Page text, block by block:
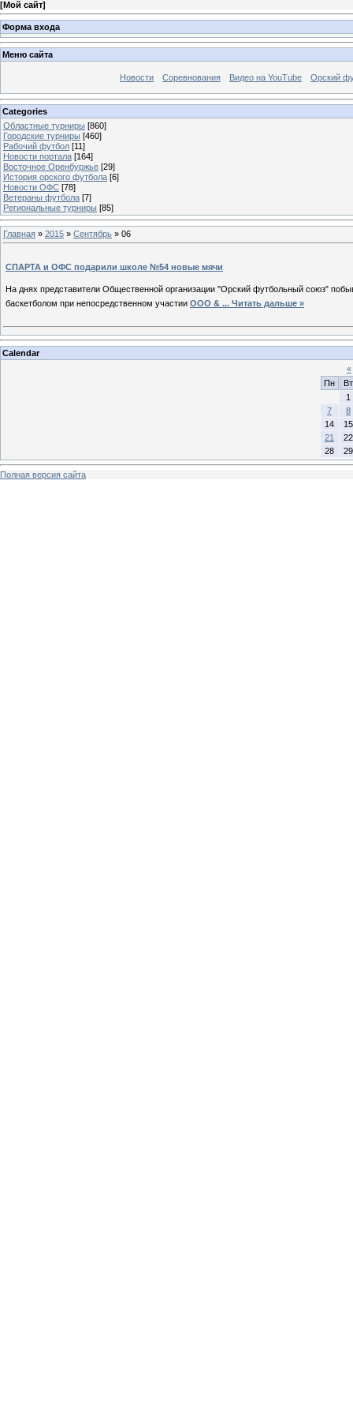
[Мой сайт]
Форма входа
Меню сайта
Новости Соревнования Видео на YouTube Орский
Categories
Областные турниры [860]
Городские турниры [460]
Рабочий футбол [11]
Новости портала [164]
Восточное Оренбуржье [29]
История орского футбола [6]
Новости ОФС [78]
Ветераны футбола [7]
Региональные турниры [85]
Главная » 2015 » Сентябрь » 06
СПАРТА и ОФС подарили школе №54 новые мячи
На днях представители Общественной организации "Орский футбольный союз"
баскетболом при непосредственном участии ООО & ... Читать дальше »
Calendar
«
Пн
Вт
1
7
8
14
15
21
22
28
29
Полная версия сайта